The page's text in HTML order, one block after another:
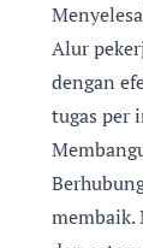
Alur
dengan
tugas per
membaik.